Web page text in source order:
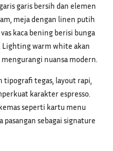
garis bersih dan elemen
meja dengan linen putih
kaca bening berisi bunga
Lighting warm white akan
nuansa modern.
tipografi tegas, layout rapi,
karakter espresso.
seperti kartu menu
sebagai signature